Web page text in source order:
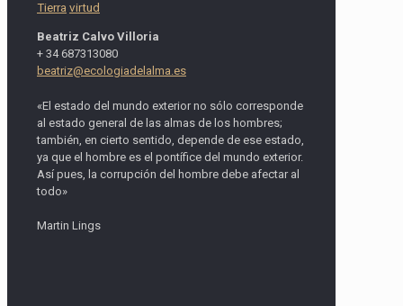
Tierra virtud
Beatriz Calvo Villoria
+ 34 687313080
beatriz@ecologiadelalma.es
«El estado del mundo exterior no sólo corresponde
al estado general de las almas de los hombres;
también, en cierto sentido, depende de ese estado,
ya que el hombre es el pontífice del mundo exterior.
Así pues, la corrupción del hombre debe afectar al
todo»
Martin Lings